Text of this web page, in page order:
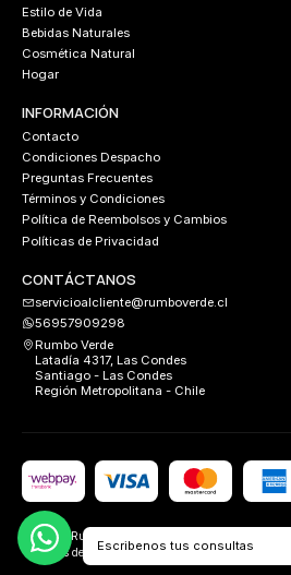
Estilo de Vida
Bebidas Naturales
Cosmética Natural
Hogar
INFORMACIÓN
Contacto
Condiciones Despacho
Preguntas Frecuentes
Términos y Condiciones
Política de Reembolsos y Cambios
Políticas de Privacidad
CONTÁCTANOS
servicioalcliente@rumboverde.cl
56957909298
Rumbo Verde
Latadía 4317, Las Condes
Santiago - Las Condes
Región Metropolitana - Chile
2026 Rumbo Verde.
Todos los derechos reservados.Desarrollado por
Escribenos tus consultas